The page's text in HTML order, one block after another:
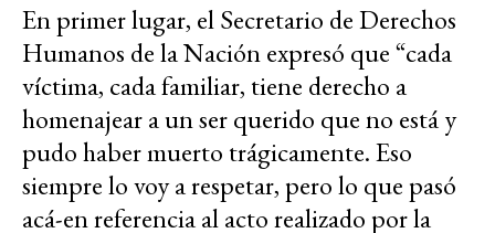
En primer lugar, el Secretario de Derechos
Humanos de la Nación expresó que “cada
víctima, cada familiar, tiene derecho a
homenajear a un ser querido que no está y
pudo haber muerto trágicamente. Eso
siempre lo voy a respetar, pero lo que pasó
acá-en referencia al acto realizado por la